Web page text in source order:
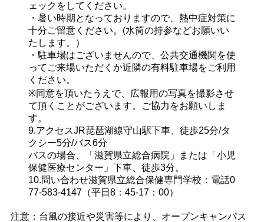
ェックをしてください。
・暑い時期となっておりますので、熱中症対策に
十分ご留意ください。(水筒の持参などお願いい
たします。）
・駐車場はございませんので、公共交通機関を使
ってご来場いただくか近隣の有料駐車場をご利用
ください。
※同意を頂いたうえで、広報用の写真を撮影させ
て頂くことがございます。ご協力をお願いしま
す。
9.アクセスJR琵琶湖線守山駅下車、徒歩25分/タ
クシー5分/バス6分
バスの場合、「滋賀県立総合病院」または「小児
保健医療センター」下車、徒歩3分。
10.問い合わせ滋賀県立総合保健専門学校：電話0
77-583-4147（平日8：45-17：00）
注意：台風の接近や災害等により、オープンキャンパス